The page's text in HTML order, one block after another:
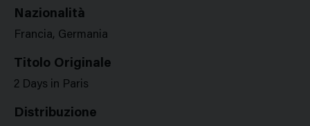
Nazionalità
Francia, Germania
Titolo Originale
2 Days in Paris
Distribuzione